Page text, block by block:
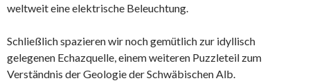
weltweit eine elektrische Beleuchtung.
Schließlich spazieren wir noch gemütlich zur idyllisch
gelegenen Echazquelle, einem weiteren Puzzleteil zum
Verständnis der Geologie der Schwäbischen Alb.